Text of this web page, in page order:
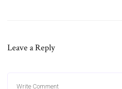
Leave a Reply